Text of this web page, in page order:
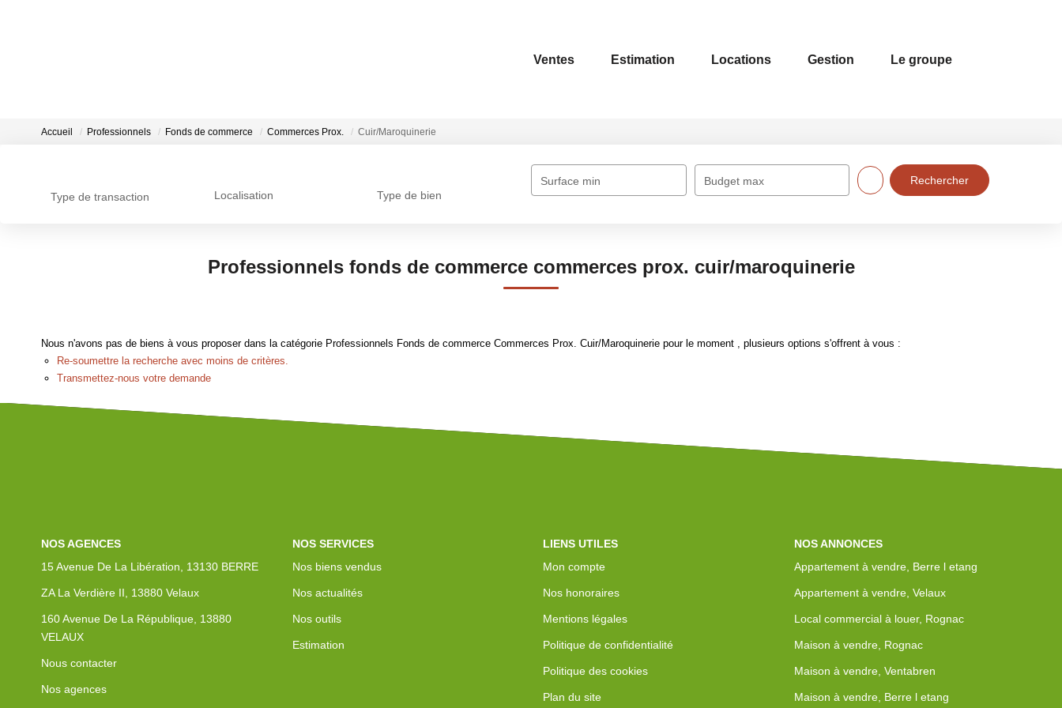
Ventes Estimation Locations Gestion Le groupe
Accueil Professionnels Fonds de commerce Commerces Prox. Cuir/Maroquinerie
Type de transaction Localisation Type de bien
Surface min Budget max
Professionnels fonds de commerce commerces prox. cuir/maroquinerie
Nous n'avons pas de biens à vous proposer dans la catégorie Professionnels Fonds de commerce Commerces Prox. Cuir/Maroquinerie pour le moment , plusieurs options s'offrent à vous :
Re-soumettre la recherche avec moins de critères.
Transmettez-nous votre demande
NOS AGENCES
15 Avenue De La Libération, 13130 BERRE
ZA La Verdière II, 13880 Velaux
160 Avenue De La République, 13880
VELAUX
Nous contacter
Nos agences
NOS SERVICES
Nos biens vendus
Nos actualités
Nos outils
Estimation
LIENS UTILES
Mon compte
Nos honoraires
Mentions légales
Politique de confidentialité
Politique des cookies
Plan du site
NOS ANNONCES
Appartement à vendre, Berre l etang
Appartement à vendre, Velaux
Local commercial à louer, Rognac
Maison à vendre, Rognac
Maison à vendre, Ventabren
Maison à vendre, Berre l etang